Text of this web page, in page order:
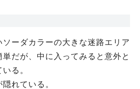
ーダカラーの大きな迷路エリア
だが、中に入ってみると意外と
る。
れている。